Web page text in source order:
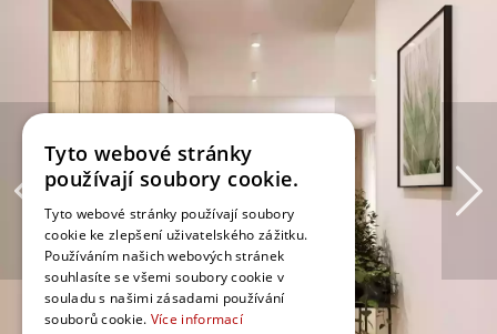
Tyto webové stránky
používají soubory cookie.
Tyto webové stránky používají soubory
cookie ke zlepšení uživatelského zážitku.
Používáním našich webových stránek
souhlasíte se všemi soubory cookie v
souladu s našimi zásadami používání
souborů cookie. Více informací